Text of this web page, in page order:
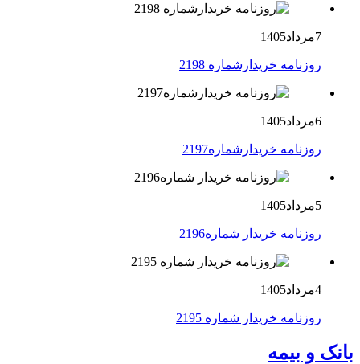
7مرداد1405
روزنامه خریدارشماره 2198
6مرداد1405
روزنامه خریدارشماره2197
5مرداد1405
روزنامه خریدار شماره2196
4مرداد1405
روزنامه خریدار شماره 2195
بانک و بیمه